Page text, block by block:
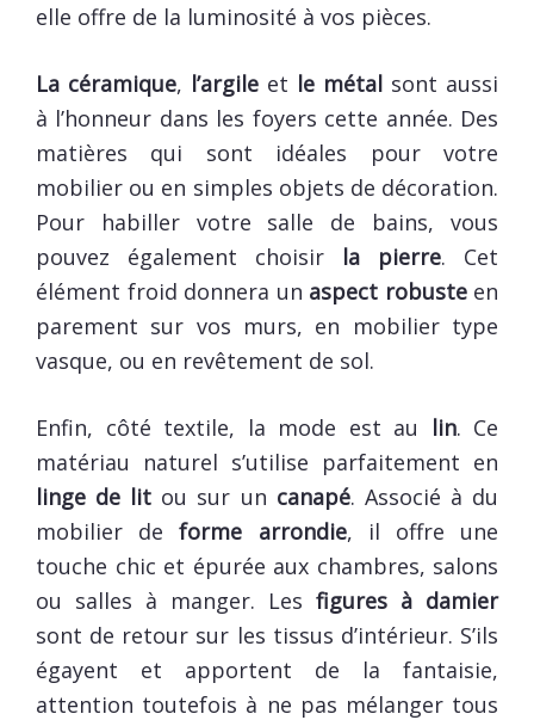
elle offre de la luminosité à vos pièces.
La céramique, l’argile et le métal sont aussi
à l’honneur dans les foyers cette année. Des
matières qui sont idéales pour votre
mobilier ou en simples objets de décoration.
Pour habiller votre salle de bains, vous
pouvez également choisir la pierre. Cet
élément froid donnera un aspect robusteen
parement sur vos murs, en mobilier type
vasque, ou en revêtement de sol.
Enfin, côté textile, la mode est au lin. Ce
matériau naturel s’utilise parfaitement en
linge de lit ou sur un canapé. Associé à du
mobilier deforme arrondie, il offre une
touche chic et épurée aux chambres, salons
ou salles à manger. Les figures à damier
sont de retour sur les tissus d’intérieur. S’ils
égayent et apportent de la fantaisie,
attention toutefois à ne pas mélanger tous